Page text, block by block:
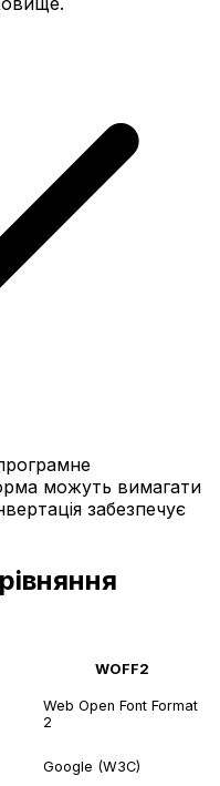
можуть вимагати
забезпечує
WOFF2
Web Open Font Format
2
Google (W3C)